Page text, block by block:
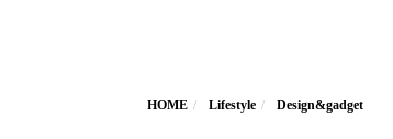
HOME Lifestyle Design&gadget